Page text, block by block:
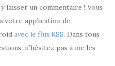
laisser un commentaire ! Vous
votre application de
avec le flux RSS. Dans tous
n’hésitez pas à me les